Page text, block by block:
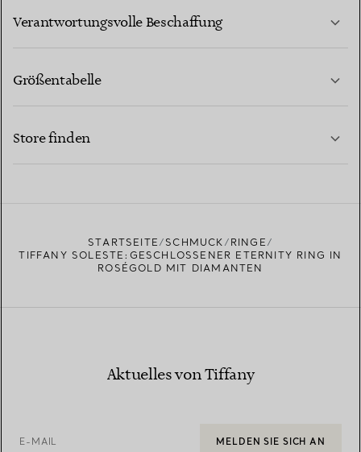
Verantwortungsvolle Beschaffung
Größentabelle
Store finden
STARTSEITE SCHMUCK
RINGE
TIFFANY SOLESTE:GESCHLOSSENER ETERNITY RING IN
ROSÉGOLD MIT DIAMANTEN
Aktuelles von Tiffany
E-MAIL MELDEN SIE SICH AN